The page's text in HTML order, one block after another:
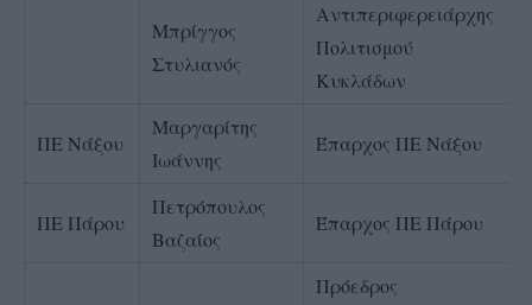
Μπρίγγος
Στυλιανός
Αντιπεριφερειάρχης
Πολιτισμού
Κυκλάδων
ΠΕ Νάξου
Μαργαρίτης
Ιωάννης
Έπαρχος ΠΕ Νάξου
ΠΕ Πάρου
Πετρόπουλος
Βαζαίος
Έπαρχος ΠΕ Πάρου
Πρόεδρος